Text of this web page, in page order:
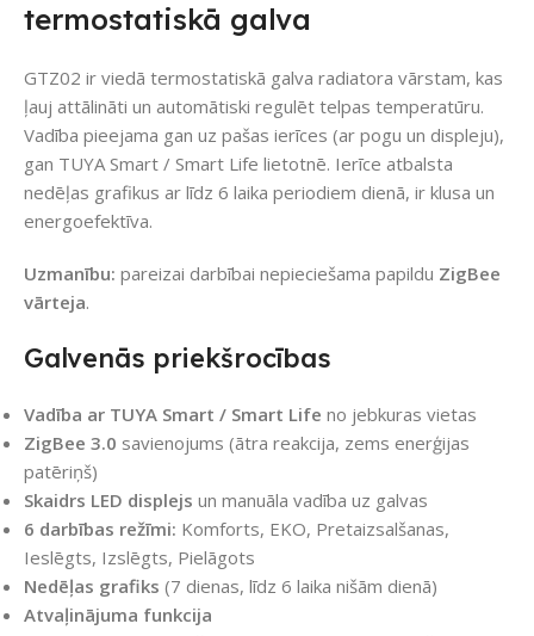
termostatiskā galva
GTZ02 ir viedā termostatiskā galva radiatora vārstam, kas
ļauj attālināti un automātiski regulēt telpas temperatūru.
Vadība pieejama gan uz pašas ierīces (ar pogu un displeju),
gan TUYA Smart / Smart Life lietotnē. Ierīce atbalsta
nedēļas grafikus ar līdz 6 laika periodiem dienā, ir klusa un
energoefektīva.
Uzmanību: pareizai darbībai nepieciešama papildu ZigBee
vārteja.
Galvenās priekšrocības
Vadība ar TUYA Smart / Smart Life no jebkuras vietas
ZigBee 3.0 savienojums (ātra reakcija, zems enerģijas
patēriņš)
Skaidrs LED displejs un manuāla vadība uz galvas
6 darbības režīmi: Komforts, EKO, Pretaizsalšanas,
Ieslēgts, Izslēgts, Pielāgots
Nedēļas grafiks (7 dienas, līdz 6 laika nišām dienā)
Atvaļinājuma funkcija